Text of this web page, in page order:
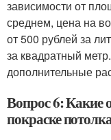
зависимости от
среднем, цена на
от 500 рублей за
за квадратный
дополнительные
Вопрос 6: Какие
покраске